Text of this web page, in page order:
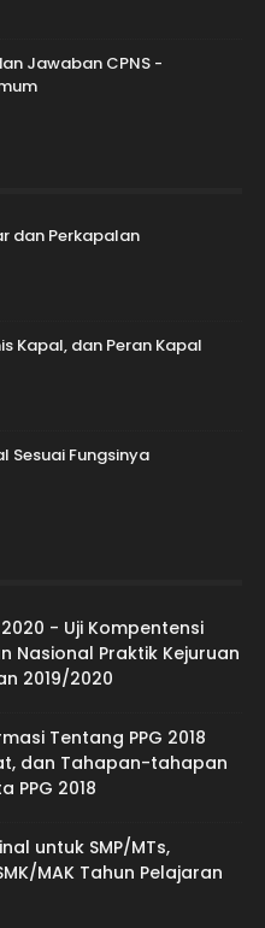
Jawaban CPNS -
dan Perkapalan
Kapal, dan Peran Kapal
Sesuai Fungsinya
2020 - Uji Kompentensi
Nasional Praktik Kejuruan
2019/2020
Tentang PPG 2018
dan Tahapan-tahapan
PPG 2018
untuk SMP/MTs,
MAK Tahun Pelajaran